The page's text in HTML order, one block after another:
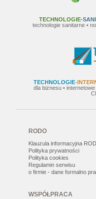
TECHNOLOGIE-
technologie sanitarne •
TECHNOLOGIE-
dla biznesu •
RODO
Klauzula informacyjna
Polityka prywatności
Polityka cookies
Regulamin serwisu
o firmie - dane formalno
WSPÓŁPRACA